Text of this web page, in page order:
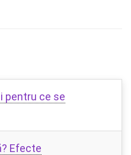
pentru ce se
Efecte